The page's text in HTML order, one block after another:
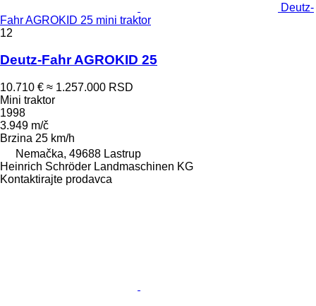
Deutz-
Fahr AGROKID 25 mini traktor
12
Deutz-Fahr AGROKID 25
10.710 € ≈ 1.257.000 RSD
Mini traktor
1998
3.949 m/č
Brzina 25 km/h
Nemačka, 49688 Lastrup
Heinrich Schröder Landmaschinen KG
Kontaktirajte prodavca